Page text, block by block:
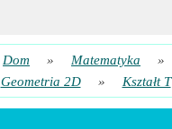
Dom » Matematyka »
Geometria 2D » Kształt T